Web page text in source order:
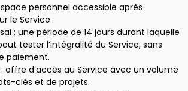
personnel accessible après
le Service.
: une période de 14 jours durant laquelle
tester l’intégralité du Service, sans
paiement.
offre d’accès au Service avec un volume
clés et de projets.